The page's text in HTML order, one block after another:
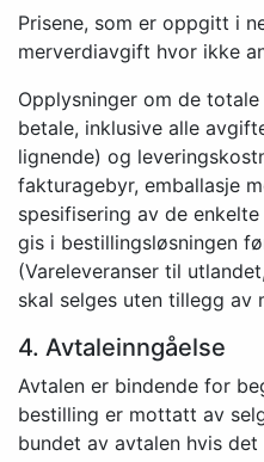
Prisene, som er oppgitt i
merverdiavgift hvor ikke
Opplysninger om de
betale, inklusive alle
lignende) og
fakturagebyr, emballasje
spesifisering av de
gis i bestillingsløsningen
(Vareleveranser til
skal selges uten tillegg av
4. Avtaleinngåelse
Avtalen er bindende for
bestilling er mottatt av
bundet av avtalen hvis